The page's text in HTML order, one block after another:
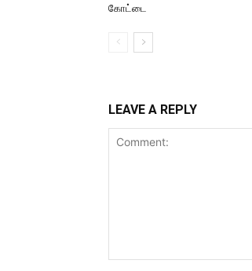
கோட்டை
LEAVE A REPLY